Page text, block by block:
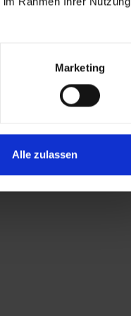
Marketing
Alle zulassen